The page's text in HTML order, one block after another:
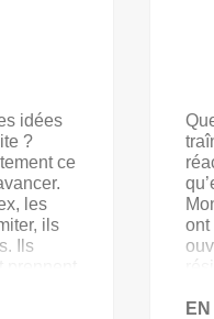
idées
?
ce
les
ils
Ils
ont